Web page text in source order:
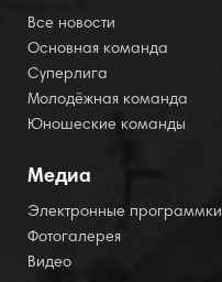
Все новости
Основная команда
Суперлига
Молодёжная команда
Юношеские команды
Медиа
Электронные программки
Фотогалерея
Видео